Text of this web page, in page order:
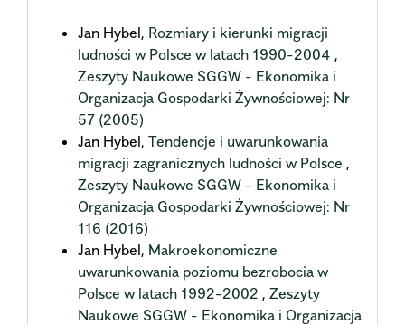
Jan Hybel, Rozmiary i kierunki migracji
ludności w Polsce w latach 1990-2004 ,
Zeszyty Naukowe SGGW - Ekonomika i
Organizacja Gospodarki Żywnościowej: Nr
57 (2005)
Jan Hybel, Tendencje i uwarunkowania
migracji zagranicznych ludności w Polsce ,
Zeszyty Naukowe SGGW - Ekonomika i
Organizacja Gospodarki Żywnościowej: Nr
116 (2016)
Jan Hybel, Makroekonomiczne
uwarunkowania poziomu bezrobocia w
Polsce w latach 1992-2002 , Zeszyty
Naukowe SGGW - Ekonomika i Organizacja